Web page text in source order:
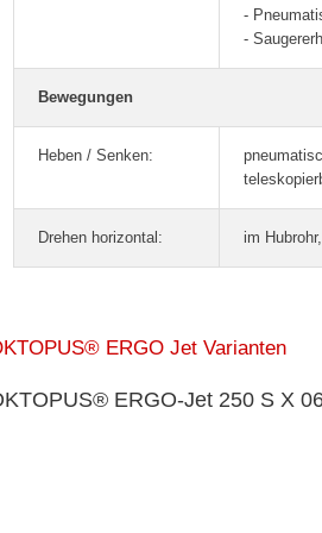
-
-
Bewegungen
Heben / Senken:
Drehen horizontal: im
ERGO Jet Varianten
ERGO-Jet 250 S X